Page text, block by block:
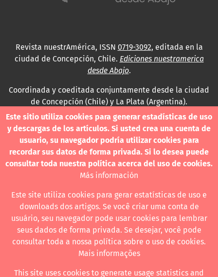
Revista nuestrAmérica, ISSN 0719-3092, editada en la
ciudad de Concepción, Chile. Ediciones nuestramerica
desde Abajo.
Coordinada y coeditada conjuntamente desde la ciudad
de Concepción (Chile) y La Plata (Argentina).
Para consultas técnicas utilice
contacto@revistanuestramerica.cl
Toda comunicación respecto a los envíos se deben
realizar a través del OJS.
Revista nuestrAmérica publica exclusivamente bajo una
licencia internacionalCreative Commons Atribución-
NoComercial-CompartirIgual 4.0
Este sitio utiliza cookies para generar estadísticas de uso
y descargas de los artículos. Si usted crea una cuenta de
usuario, su navegador podría utilizar cookies para
recordar sus datos de forma privada. Si lo desea puede
consultar toda nuestra política acerca del uso de cookies.
Más información
Este site utiliza cookies para gerar estatísticas de uso e
downloads dos artigos. Se você criar uma conta de
usuário, seu navegador pode usar cookies para lembrar
seus dados de forma privada. Se desejar, você pode
consultar toda a nossa política sobre o uso de cookies.
Mais informações
This site uses cookies to generate usage statistics and